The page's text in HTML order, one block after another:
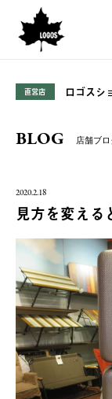
直営店 ロゴスシ
BLOG 店舗ブロ
2020.2.18
見方を変える